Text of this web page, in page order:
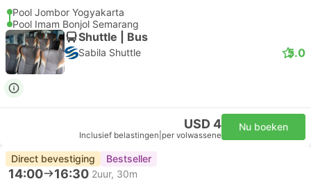
Pool Jombor Yogyakarta
Pool Imam Bonjol Semarang
Shuttle | Bus
Sabila Shuttle 5.0
USD 4
Inclusief belastingen per volwassene
Nu boeken
Direct bevestiging Bestseller
14:00 16:30 2uur, 30m